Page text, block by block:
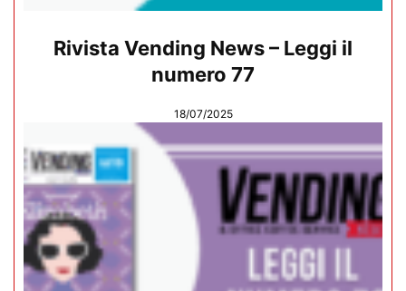
Rivista Vending News – Leggi il
numero 77
18/07/2025